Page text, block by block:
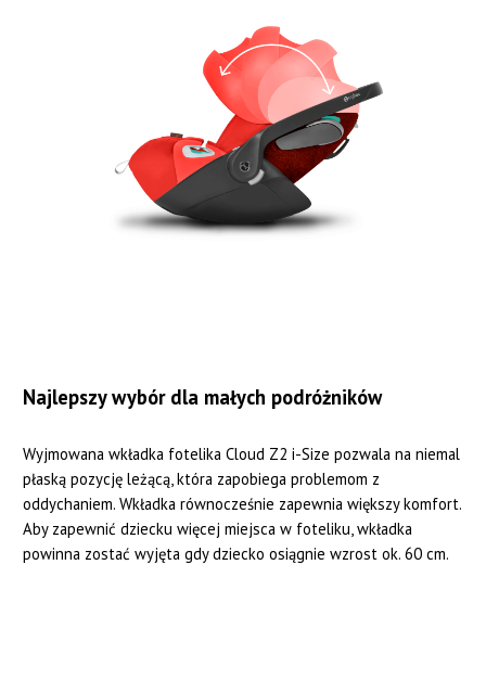
Najlepszy wybór dla małych podróżników
Wyjmowana wkładka fotelika Cloud Z2 i-Size pozwala na niemal
płaską pozycję leżącą, która zapobiega problemom z
oddychaniem. Wkładka równocześnie zapewnia większy komfort.
Aby zapewnić dziecku więcej miejsca w foteliku, wkładka
powinna zostać wyjęta gdy dziecko osiągnie wzrost ok. 60 cm.